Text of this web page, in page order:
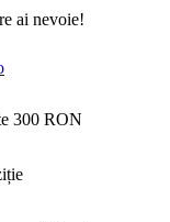
ai nevoie!
300 RON